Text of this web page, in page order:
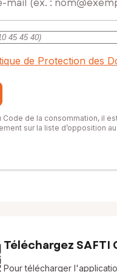
de Protection des
Code de la consommation, il
sur la liste d’opposition
Téléchargez SAFTI
Pour télécharger